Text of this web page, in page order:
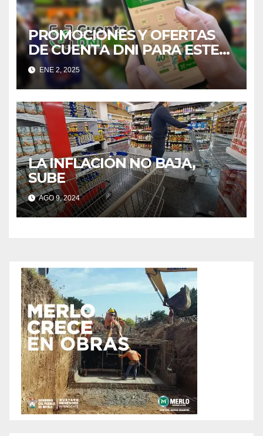
PROMOCIONES Y OFERTAS
DE CUENTA DNI PARA ESTE
2025
ENE 2, 2025
LA INFLACIÓN NO BAJA,
SUBE
AGO 9, 2024